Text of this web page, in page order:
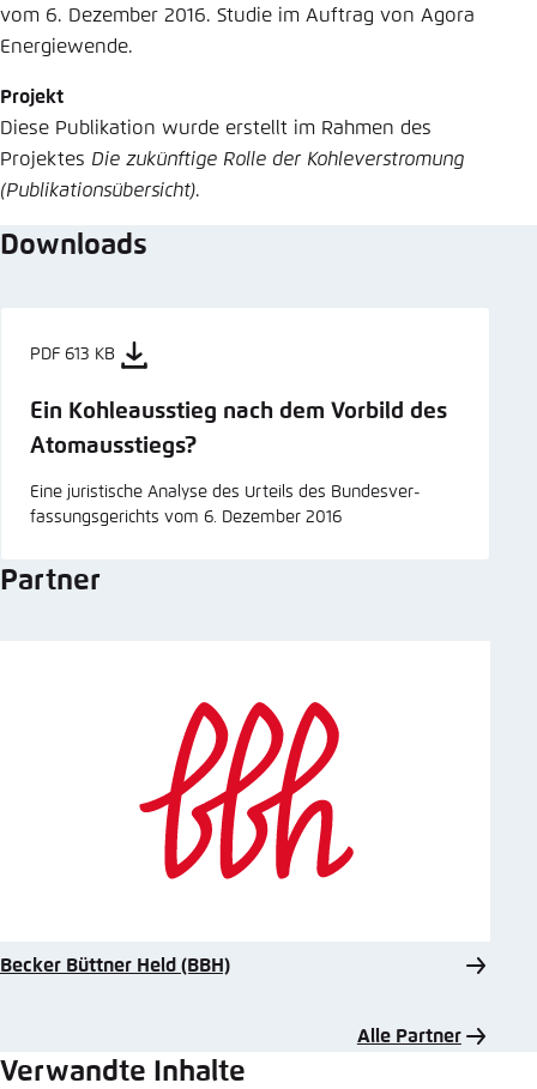
vom 6. Dezember 2016. Studie im Auftrag von Agora
Energiewende.
Projekt
Diese Publikation wurde erstellt im Rahmen des
Projektes Die zukünftige Rolle der Kohleverstromung
(Publikationsübersicht).
Downloads
PDF 613 KB
Ein Kohleausstieg nach dem Vorbild des
­Atomausstiegs?
Eine juristische Analyse des Urteils des Bundes­ver­
fassungsgerichts vom 6. Dezember 2016
Partner
Becker Büttner Held (BBH)
Alle Partner
Verwandte Inhalte